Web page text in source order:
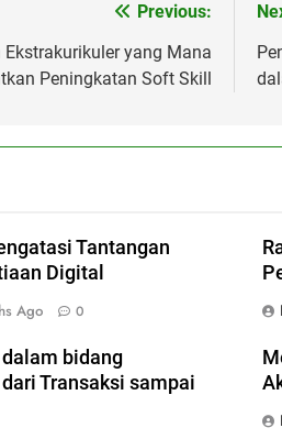
Previous:
Ekstrakurikuler yang Mana
Peningkatan Soft Skill
Tantangan
Digital
Ago 0
bidang
Transaksi sampai